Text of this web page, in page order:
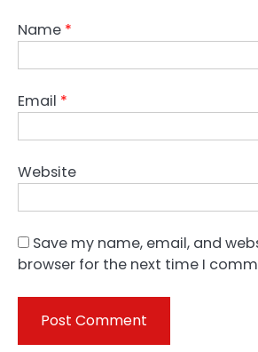
Name *
Email *
Website
Save my name, email, and
browser for the next time I